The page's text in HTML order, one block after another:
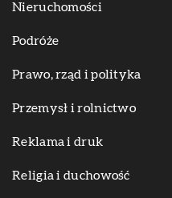
Nieruchomości
Podróże
Prawo, rząd i polityka
Przemysł i rolnictwo
Reklama i druk
Religia i duchowość